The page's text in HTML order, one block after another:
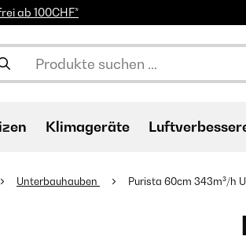
ab 100CHF*
Klimageräte
Unterbauhauben Purista 60cm 343m³/h